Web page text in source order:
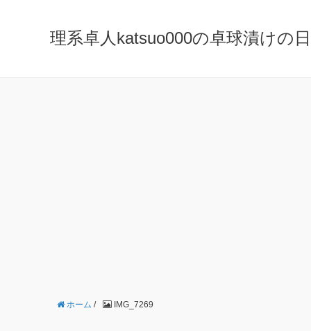
理系卓人katsuo000の卓球漬けの
ホーム / IMG_7269